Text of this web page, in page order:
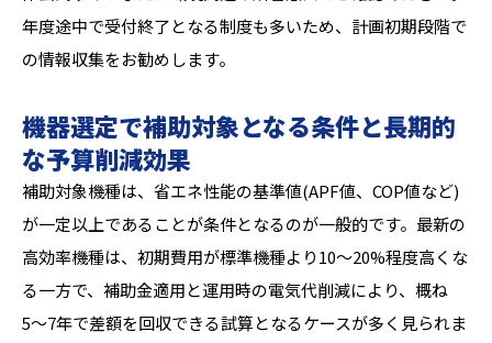
年度途中で受付終了となる制度も多いため、計画初期段階で
の情報収集をお勧めします。
機器選定で補助対象となる条件と長期的
な予算削減効果
補助対象機種は、省エネ性能の基準値(APF値、COP値など)
が一定以上であることが条件となるのが一般的です。最新の
高効率機種は、初期費用が標準機種より10〜20%程度高くな
る一方で、補助金適用と運用時の電気代削減により、概ね
5〜7年で差額を回収できる試算となるケースが多く見られま